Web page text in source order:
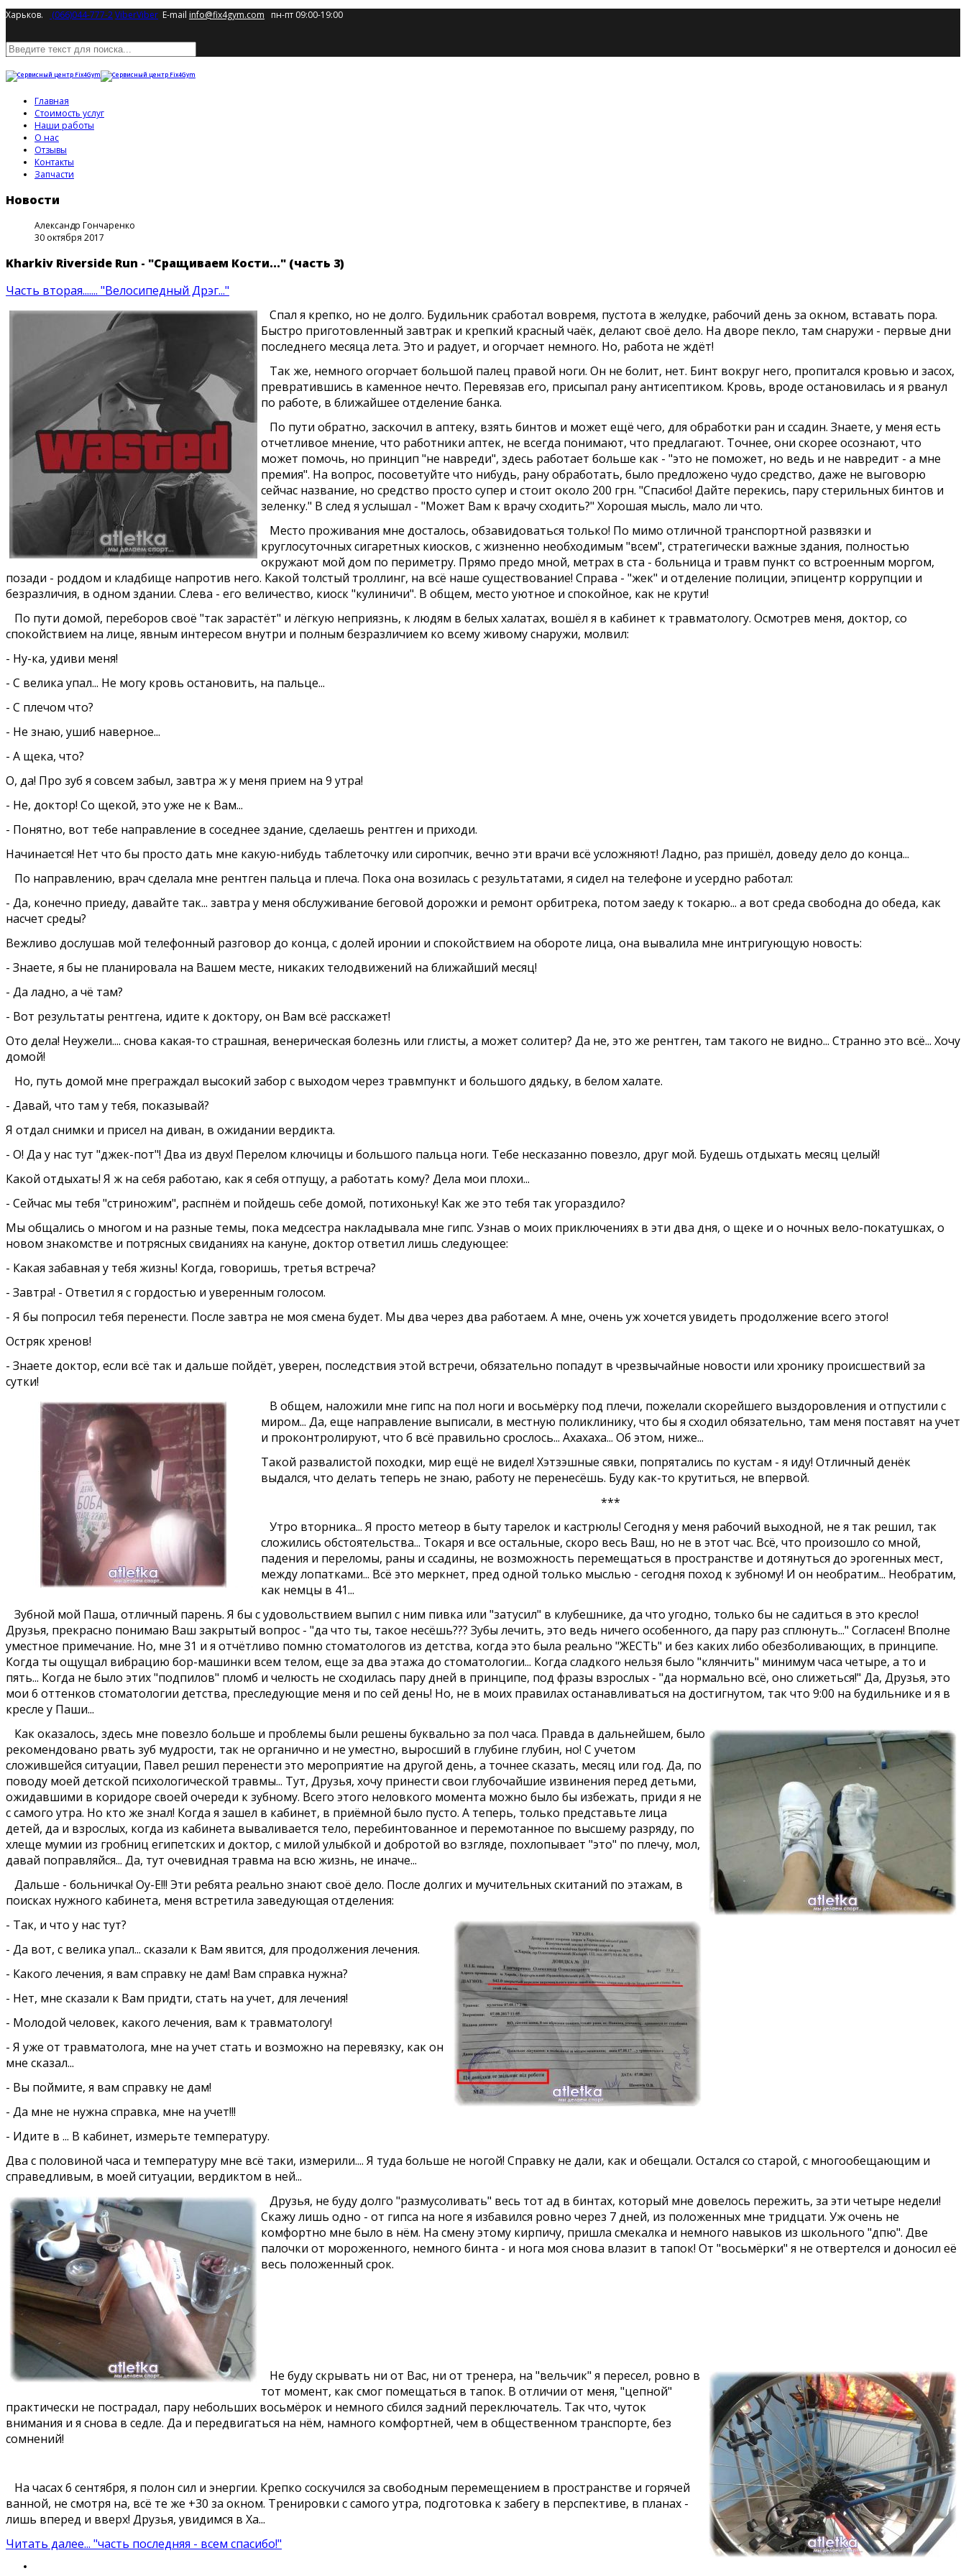
Харьков. (066)044-777-2ViberViber E-mail info@fix4gym.com пн-пт 09:00-19:00
Главная
Стоимость услуг
Наши работы
О нас
Отзывы
Контакты
Запчасти
Новости
Александр Гончаренко
30 октября 2017
Kharkiv Riverside Run - "Сращиваем Кости..." (часть 3)
Часть вторая....... "Велосипедный Дрэг..."
Спал я крепко, но не долго. Будильник сработал вовремя, пустота в желудке, рабочий день за окном, вставать пора.
Быстро приготовленный завтрак и крепкий красный чаёк, делают своё дело. На дворе пекло, там снаружи - первые дни
последнего месяца лета. Это и радует, и огорчает немного. Но, работа не ждёт!
Так же, немного огорчает большой палец правой ноги. Он не болит, нет. Бинт вокруг него, пропитался кровью и засох,
превратившись в каменное нечто. Перевязав его, присыпал рану антисептиком. Кровь, вроде остановилась и я рванул
по работе, в ближайшее отделение банка.
По пути обратно, заскочил в аптеку, взять бинтов и может ещё чего, для обработки ран и ссадин. Знаете, у меня есть
отчетливое мнение, что работники аптек, не всегда понимают, что предлагают. Точнее, они скорее осознают, что
может помочь, но принцип "не навреди", здесь работает больше как - "это не поможет, но ведь и не навредит - а мне
премия". На вопрос, посоветуйте что нибудь, рану обработать, было предложено чудо средство, даже не выговорю
сейчас название, но средство просто супер и стоит около 200 грн. "Спасибо! Дайте перекись, пару стерильных бинтов и
зеленку." В след я услышал - "Может Вам к врачу сходить?" Хорошая мысль, мало ли что.
Место проживания мне досталось, обзавидоваться только! По мимо отличной транспортной развязки и
круглосуточных сигаретных киосков, с жизненно необходимым "всем", стратегически важные здания, полностью
окружают мой дом по периметру. Прямо предо мной, метрах в ста - больница и травм пункт со встроенным моргом,
позади - роддом и кладбище напротив него. Какой толстый троллинг, на всё наше существование! Справа - "жек" и отделение полиции, эпицентр коррупции и
безразличия, в одном здании. Слева - его величество, киоск "кулиничи". В общем, место уютное и спокойное, как не крути!
По пути домой, переборов своё "так зарастёт" и лёгкую неприязнь, к людям в белых халатах, вошёл я в кабинет к травматологу. Осмотрев меня, доктор, со
спокойствием на лице, явным интересом внутри и полным безразличием ко всему живому снаружи, молвил:
- Ну-ка, удиви меня!
- С велика упал... Не могу кровь остановить, на пальце...
- С плечом что?
- Не знаю, ушиб наверное...
- А щека, что?
О, да! Про зуб я совсем забыл, завтра ж у меня прием на 9 утра!
- Не, доктор! Со щекой, это уже не к Вам...
- Понятно, вот тебе направление в соседнее здание, сделаешь рентген и приходи.
Начинается! Нет что бы просто дать мне какую-нибудь таблеточку или сиропчик, вечно эти врачи всё усложняют! Ладно, раз пришёл, доведу дело до конца...
По направлению, врач сделала мне рентген пальца и плеча. Пока она возилась с результатами, я сидел на телефоне и усердно работал:
- Да, конечно приеду, давайте так... завтра у меня обслуживание беговой дорожки и ремонт орбитрека, потом заеду к токарю... а вот среда свободна до обеда, как
насчет среды?
Вежливо дослушав мой телефонный разговор до конца, с долей иронии и спокойствием на обороте лица, она вывалила мне интригующую новость:
- Знаете, я бы не планировала на Вашем месте, никаких телодвижений на ближайший месяц!
- Да ладно, а чё там?
- Вот результаты рентгена, идите к доктору, он Вам всё расскажет!
Ото дела! Неужели.... снова какая-то страшная, венерическая болезнь или глисты, а может солитер? Да не, это же рентген, там такого не видно... Странно это всё... Хочу
домой!
Но, путь домой мне преграждал высокий забор с выходом через травмпункт и большого дядьку, в белом халате.
- Давай, что там у тебя, показывай?
Я отдал снимки и присел на диван, в ожидании вердикта.
- О! Да у нас тут "джек-пот"! Два из двух! Перелом ключицы и большого пальца ноги. Тебе несказанно повезло, друг мой. Будешь отдыхать месяц целый!
Какой отдыхать! Я ж на себя работаю, как я себя отпущу, а работать кому? Дела мои плохи...
- Сейчас мы тебя "стриножим", распнём и пойдешь себе домой, потихоньку! Как же это тебя так угораздило?
Мы общались о многом и на разные темы, пока медсестра накладывала мне гипс. Узнав о моих приключениях в эти два дня, о щеке и о ночных вело-покатушках, о
новом знакомстве и потрясных свиданиях на кануне, доктор ответил лишь следующее:
- Какая забавная у тебя жизнь! Когда, говоришь, третья встреча?
- Завтра! - Ответил я с гордостью и уверенным голосом.
- Я бы попросил тебя перенести. После завтра не моя смена будет. Мы два через два работаем. А мне, очень уж хочется увидеть продолжение всего этого!
Остряк хренов!
- Знаете доктор, если всё так и дальше пойдёт, уверен, последствия этой встречи, обязательно попадут в чрезвычайные новости или хронику происшествий за
сутки!
В общем, наложили мне гипс на пол ноги и восьмёрку под плечи, пожелали скорейшего выздоровления и отпустили с
миром... Да, еще направление выписали, в местную поликлинику, что бы я сходил обязательно, там меня поставят на учет
и проконтролируют, что б всё правильно срослось... Ахахаха... Об этом, ниже...
Такой развалистой походки, мир ещё не видел! Хэтзэшные сявки, попрятались по кустам - я иду! Отличный денёк
выдался, что делать теперь не знаю, работу не перенесёшь. Буду как-то крутиться, не впервой.
***
Утро вторника... Я просто метеор в быту тарелок и кастрюль! Сегодня у меня рабочий выходной, не я так решил, так
сложились обстоятельства... Токаря и все остальные, скоро весь Ваш, но не в этот час. Всё, что произошло со мной,
падения и переломы, раны и ссадины, не возможность перемещаться в пространстве и дотянуться до эрогенных мест,
между лопатками... Всё это меркнет, пред одной только мыслью - сегодня поход к зубному! И он необратим... Необратим,
как немцы в 41...
Зубной мой Паша, отличный парень. Я бы с удовольствием выпил с ним пивка или "затусил" в клубешнике, да что угодно, только бы не садиться в это кресло!
Друзья, прекрасно понимаю Ваш закрытый вопрос - "да что ты, такое несёшь??? Зубы лечить, это ведь ничего особенного, да пару раз сплюнуть..." Согласен! Вполне
уместное примечание. Но, мне 31 и я отчётливо помню стоматологов из детства, когда это была реально "ЖЕСТЬ" и без каких либо обезболивающих, в принципе.
Когда ты ощущал вибрацию бор-машинки всем телом, еще за два этажа до стоматологии... Когда сладкого нельзя было "клянчить" минимум часа четыре, а то и
пять... Когда не было этих "подпилов" пломб и челюсть не сходилась пару дней в принципе, под фразы взрослых - "да нормально всё, оно слижеться!" Да, Друзья, это
мои 6 оттенков стоматологии детства, преследующие меня и по сей день! Но, не в моих правилах останавливаться на достигнутом, так что 9:00 на будильнике и я в
кресле у Паши...
Как оказалось, здесь мне повезло больше и проблемы были решены буквально за пол часа. Правда в дальнейшем, было
рекомендовано рвать зуб мудрости, так не органично и не уместно, выросший в глубине глубин, но! С учетом
сложившейся ситуации, Павел решил перенести это мероприятие на другой день, а точнее сказать, месяц или год. Да, по
поводу моей детской психологической травмы... Тут, Друзья, хочу принести свои глубочайшие извинения перед детьми,
ожидавшими в коридоре своей очереди к зубному. Всего этого неловкого момента можно было бы избежать, приди я не
с самого утра. Но кто же знал! Когда я зашел в кабинет, в приёмной было пусто. А теперь, только представьте лица
детей, да и взрослых, когда из кабинета вываливается тело, перебинтованное и перемотанное по высшему разряду, по
хлеще мумии из гробниц египетских и доктор, с милой улыбкой и добротой во взгляде, похлопывает "это" по плечу, мол,
давай поправляйся... Да, тут очевидная травма на всю жизнь, не иначе...
Дальше - больничка! Оу-Е!!! Эти ребята реально знают своё дело. После долгих и мучительных скитаний по этажам, в
поисках нужного кабинета, меня встретила заведующая отделения:
- Так, и что у нас тут?
- Да вот, с велика упал... сказали к Вам явится, для продолжения лечения.
- Какого лечения, я вам справку не дам! Вам справка нужна?
- Нет, мне сказали к Вам придти, стать на учет, для лечения!
- Молодой человек, какого лечения, вам к травматологу!
- Я уже от травматолога, мне на учет стать и возможно на перевязку, как он
мне сказал...
- Вы поймите, я вам справку не дам!
- Да мне не нужна справка, мне на учет!!!
- Идите в ... В кабинет, измерьте температуру.
Два с половиной часа и температуру мне всё таки, измерили.... Я туда больше не ногой! Справку не дали, как и обещали. Остался со старой, с многообещающим и
справедливым, в моей ситуации, вердиктом в ней...
Друзья, не буду долго "размусоливать" весь тот ад в бинтах, который мне довелось пережить, за эти четыре недели!
Скажу лишь одно - от гипса на ноге я избавился ровно через 7 дней, из положенных мне тридцати. Уж очень не
комфортно мне было в нём. На смену этому кирпичу, пришла смекалка и немного навыков из школьного "дпю". Две
палочки от мороженного, немного бинта - и нога моя снова влазит в тапок! От "восьмёрки" я не отвертелся и доносил её
весь положенный срок.
Не буду скрывать ни от Вас, ни от тренера, на "вельчик" я пересел, ровно в
тот момент, как смог помещаться в тапок. В отличии от меня, "цепной"
практически не пострадал, пару небольших восьмёрок и немного сбился задний переключатель. Так что, чуток
внимания и я снова в седле. Да и передвигаться на нём, намного комфортней, чем в общественном транспорте, без
сомнений!
На часах 6 сентября, я полон сил и энергии. Крепко соскучился за свободным перемещением в пространстве и горячей
ванной, не смотря на, всё те же +30 за окном. Тренировки с самого утра, подготовка к забегу в перспективе, в планах -
лишь вперед и вверх! Друзья, увидимся в Ха...
Читать далее... "часть последняя - всем спасибо!"